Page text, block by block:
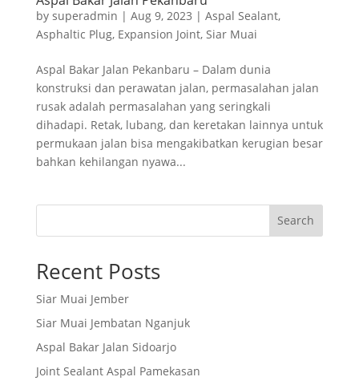
by superadmin | Aug 9, 2023 | Aspal Sealant,
Asphaltic Plug, Expansion Joint, Siar Muai
Aspal Bakar Jalan Pekanbaru – Dalam dunia
konstruksi dan perawatan jalan, permasalahan jalan
rusak adalah permasalahan yang seringkali
dihadapi. Retak, lubang, dan keretakan lainnya untuk
permukaan jalan bisa mengakibatkan kerugian besar
bahkan kehilangan nyawa...
Search
Recent Posts
Siar Muai Jember
Siar Muai Jembatan Nganjuk
Aspal Bakar Jalan Sidoarjo
Joint Sealant Aspal Pamekasan